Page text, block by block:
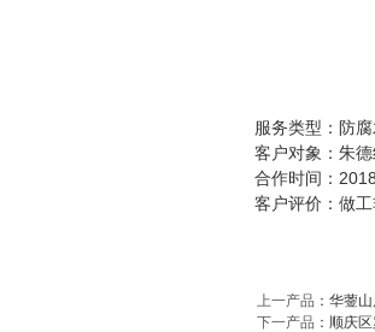
服务类型： 防
客户对象： 朱
合作时间：
客户评价：做
上一产品 ： 华蓥
下一产品 ： 顺庆